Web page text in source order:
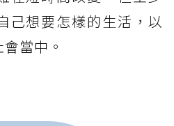
己想要怎樣的生活，以
當中。